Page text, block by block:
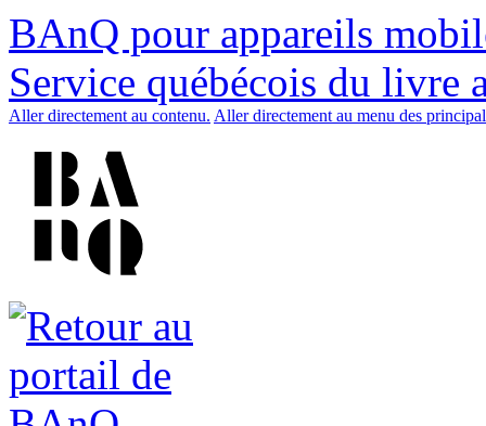
BAnQ pour appareils
Service québécois du livre
Aller directement au contenu. Aller directement au menu des